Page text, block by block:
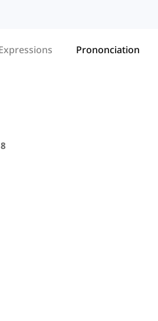
Prononciation